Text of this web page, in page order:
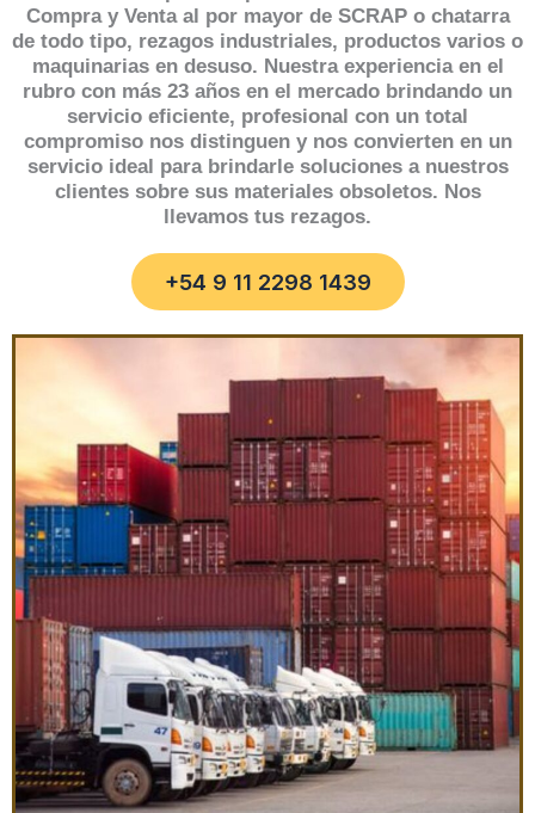
Compra y Venta al por mayor de SCRAP o chatarra
de todo tipo, rezagos industriales, productos varios o
maquinarias en desuso. Nuestra experiencia en el
rubro con más 23 años en el mercado brindando un
servicio eficiente, profesional con un total
compromiso nos distinguen y nos convierten en un
servicio ideal para brindarle soluciones a nuestros
clientes sobre sus materiales obsoletos. Nos
llevamos tus rezagos.
+54 9 11 2298 1439